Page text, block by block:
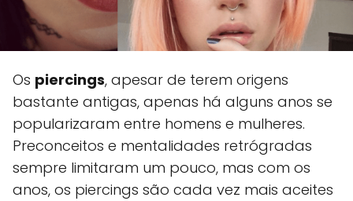
Os piercings, apesar de terem origens
bastante antigas, apenas há alguns anos se
popularizaram entre homens e mulheres.
Preconceitos e mentalidades retrógradas
sempre limitaram um pouco, mas com os
anos, os piercings são cada vez mais aceites